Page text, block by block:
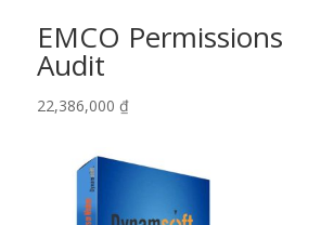
EMCO Permissions
Audit
22,386,000 ₫